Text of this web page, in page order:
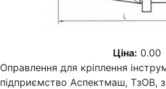
Ціна: 0.00
Оправлення для кріплення
підприємство Аспектмаш, ТзОВ,